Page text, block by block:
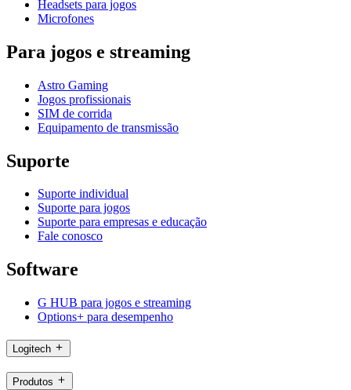
Headsets para jogos
Microfones
Para jogos e streaming
Astro Gaming
Jogos profissionais
SIM de corrida
Equipamento de transmissão
Suporte
Suporte individual
Suporte para jogos
Suporte para empresas e educação
Fale conosco
Software
G HUB para jogos e streaming
Options+ para desempenho
Logitech
Produtos